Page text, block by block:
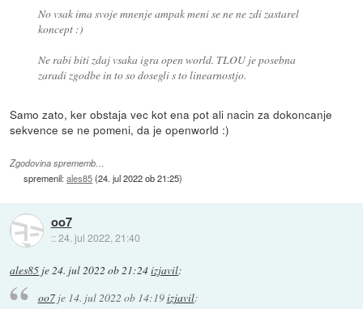
No vsak ima svoje mnenje ampak meni se ne ne zdi zastarel
koncept :)
Ne rabi biti zdaj vsaka igra open world. TLOU je posebna
zaradi zgodbe in to so dosegli s to linearnostjo.
Samo zato, ker obstaja vec kot ena pot ali nacin za dokoncanje
sekvence se ne pomeni, da je openworld :)
Zgodovina sprememb…
spremenil:ales85(24. jul 2022 ob 21:25)
oo7
::24. jul 2022, 21:40
ales85 je24. jul 2022 ob 21:24izjavil:
oo7je 14. jul 2022 ob 14:19izjavil: